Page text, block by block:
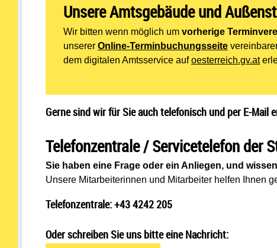
Unsere Amtsgebäude und
Wir bitten wenn möglich um vorherige
unserer Online-Terminbuchungsseite
dem digitalen Amtsservice aufoesterreich.gv.at
Gerne sind wir für Sie auch telefonisch und per E-Mail
Telefonzentrale / Servicetelefon der
Sie haben eine Frage oder ein Anliegen, und
Unsere Mitarbeiterinnen und Mitarbeiter helfen Ihnen
Telefonzentrale:+43 4242 205
Oder schreiben Sie uns bitte eine Nachricht: